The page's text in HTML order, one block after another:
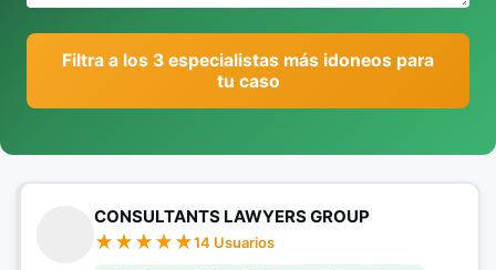
Filtra a los 3 especialistas más idoneos para
tu caso
CONSULTANTS LAWYERS GROUP
14 Usuarios